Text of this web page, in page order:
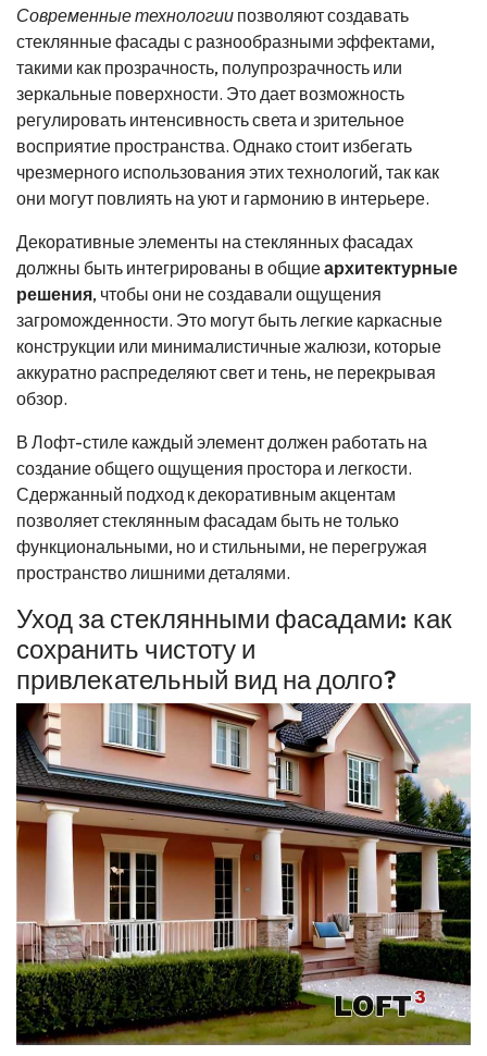
Современные технологии позволяют создавать
стеклянные фасады с разнообразными эффектами,
такими как прозрачность, полупрозрачность или
зеркальные поверхности. Это дает возможность
регулировать интенсивность света и зрительное
восприятие пространства. Однако стоит избегать
чрезмерного использования этих технологий, так как
они могут повлиять на уют и гармонию в интерьере.
Декоративные элементы на стеклянных фасадах
должны быть интегрированы в общиеархитектурные
решения, чтобы они не создавали ощущения
загроможденности. Это могут быть легкие каркасные
конструкции или минималистичные жалюзи, которые
аккуратно распределяют свет и тень, не перекрывая
обзор.
В Лофт-стиле каждый элемент должен работать на
создание общего ощущения простора и легкости.
Сдержанный подход к декоративным акцентам
позволяет стеклянным фасадам быть не только
функциональными, но и стильными, не перегружая
пространство лишними деталями.
Уход за стеклянными фасадами: как
сохранить чистоту и
привлекательный вид на долго?